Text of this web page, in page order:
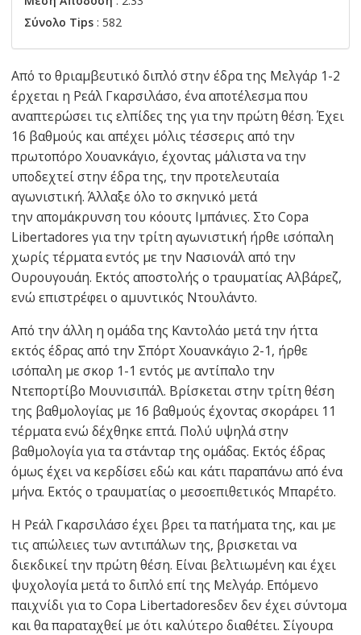
Σύνολο Tips : 582
Από το θριαμβευτικό διπλό στην έδρα της Μελγάρ 1-2
έρχεται η Ρεάλ Γκαρσιλάσο, ένα αποτέλεσμα που
αναπτερώσει τις ελπίδες της για την πρώτη θέση. Έχει
16 βαθμούς και απέχει μόλις τέσσερις από την
πρωτοπόρο Χουανκάγιο, έχοντας μάλιστα να την
υποδεχτεί στην έδρα της, την προτελευταία
αγωνιστική. Άλλαξε όλο το σκηνικό μετά
την απομάκρυνση του κόουτς Ιμπάνιες. Στο Copa
Libertadores για την τρίτη αγωνιστική ήρθε ισόπαλη
χωρίς τέρματα εντός με την Νασιονάλ από την
Ουρουγουάη. Εκτός αποστολής ο τραυματίας Αλβάρεζ,
ενώ επιστρέφει ο αμυντικός Ντουλάντο.
Από την άλλη η ομάδα της Καντολάο μετά την ήττα
εκτός έδρας από την Σπόρτ Χουανκάγιο 2-1, ήρθε
ισόπαλη με σκορ 1-1 εντός με αντίπαλο την
Ντεπορτίβο Μουνισιπάλ. Βρίσκεται στην τρίτη θέση
της βαθμολογίας με 16 βαθμούς έχοντας σκοράρει 11
τέρματα ενώ δέχθηκε επτά. Πολύ υψηλά στην
βαθμολογία για τα στάνταρ της ομάδας. Εκτός έδρας
όμως έχει να κερδίσει εδώ και κάτι παραπάνω από ένα
μήνα. Εκτός ο τραυματίας ο μεσοεπιθετικός Μπαρέτο.
Η Ρεάλ Γκαρσιλάσο έχει βρει τα πατήματα της, και με
τις απώλειες των αντιπάλων της, βρισκεται να
διεκδικεί την πρώτη θέση. Είναι βελτιωμένη και έχει
ψυχολογία μετά το διπλό επί της Μελγάρ. Επόμενο
παιχνίδι για το Copa Libertadoresδεν δεν έχει σύντομα
και θα παραταχθεί με ότι καλύτερο διαθέτει. Σίγουρα